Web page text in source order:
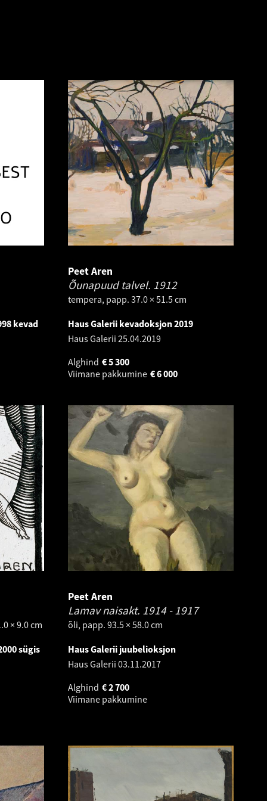
kevad
Peet Aren
Õunapuud talvel. 1912
tempera, papp. 37.0 × 51.5 cm
Haus Galerii kevadoksjon 2019
Haus Galerii 25.04.2019
Alghind
5 300
€
Viimane pakkumine
6 000
€
× 9.0 cm
sügis
Peet Aren
Lamav naisakt. 1914 - 1917
õli, papp. 93.5 × 58.0 cm
Haus Galerii juubelioksjon
Haus Galerii 03.11.2017
Alghind
2 700
€
Viimane pakkumine